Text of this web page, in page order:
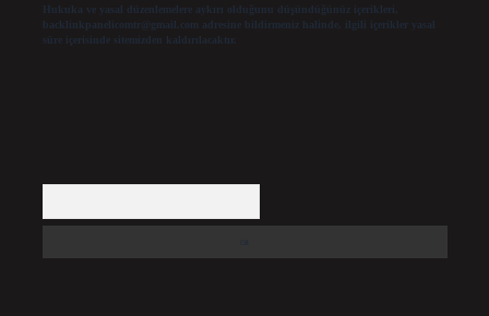
Hukuka ve yasal düzenlemelere aykırı olduğunu düşündüğünüz içerikleri,
backlinkpanelicomtr@gmail.comadresine bildirmeniz halinde, ilgili içerikler yasal
süre içerisinde sitemizden kaldırılacaktır.